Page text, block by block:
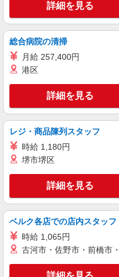
派遣社員
株式会社kotrio /●FK-H-2012219
宗像市｜
住宅の介護♪
時給
宗像市
キープ
派遣社員
株式会社kotrio /●FK-H-1849039
＼未経験
の見守り
時給
通費全支給
宗像市
キープ
詳細を見る
総合病院の清掃
月給 257,400円
港区
詳細を見る
レジ・商品陳列スタッフ
時給 1,180円
堺市堺区
詳細を見る
ベルク各店での店内スタッフ
時給 1,065円
古河市・佐野市・前橋市